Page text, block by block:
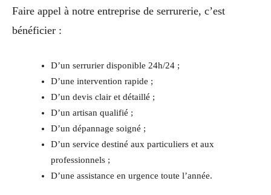
Faire appel à notre entreprise de serrurerie, c’est
bénéficier :
D’un serrurier disponible 24h/24 ;
D’une intervention rapide ;
D’un devis clair et détaillé ;
D’un artisan qualifié ;
D’un dépannage soigné ;
D’un service destiné aux particuliers et aux
professionnels ;
D’une assistance en urgence toute l’année.